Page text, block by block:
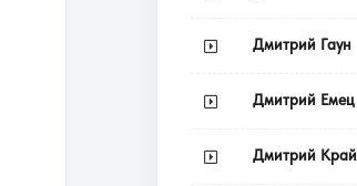
Дмитрий Гаун
Дмитрий Емец
Дмитрий Край